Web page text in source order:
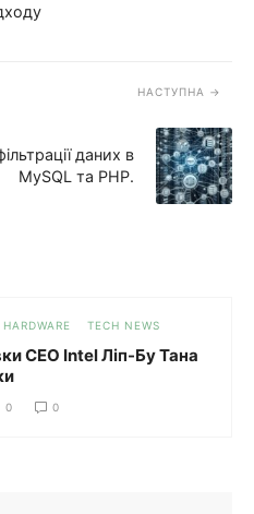
НАСТУПНА
даних в
MySQL та PHP.
TECH NEWS
CEO Intel Ліп-Бу Тана
0 0